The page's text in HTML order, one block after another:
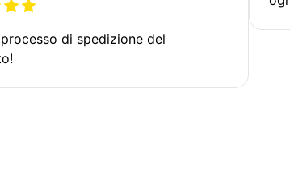
di spedizione del